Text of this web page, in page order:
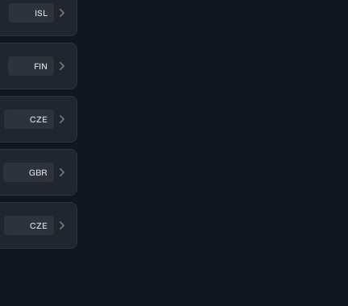
ISL
FIN
CZE
GBR
CZE